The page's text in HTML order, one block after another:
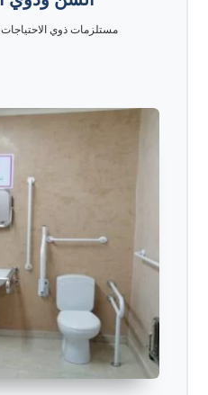
مستلزمات ذوي